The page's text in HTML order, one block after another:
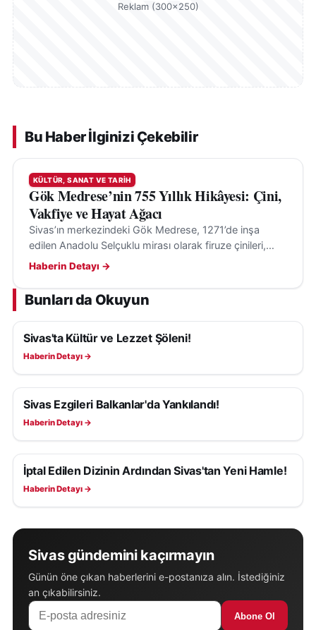
Reklam (300×250)
Bu Haber İlginizi Çekebilir
KÜLTÜR, SANAT VE TARIH
Gök Medrese’nin 755 Yıllık Hikâyesi: Çini,
Vakfiye ve Hayat Ağacı
Sivas’ın merkezindeki Gök Medrese, 1271’de inşa
edilen Anadolu Selçuklu mirası olarak firuze çinileri,
anıtsal taçkapısı ve hayat ağacı motifiyle geçmişten
Haberin Detayı →
Bunları da Okuyun
KÜLTÜR, SANAT VE TARIH
Sivas'ta Kültür ve Lezzet Şöleni!
Haberin Detayı →
KÜLTÜR, SANAT VE TARIH
Sivas Ezgileri Balkanlar'da Yankılandı!
Haberin Detayı →
KÜLTÜR, SANAT VE TARIH
İptal Edilen Dizinin Ardından Sivas'tan Yeni Hamle!
Haberin Detayı →
Sivas gündemini kaçırmayın
Günün öne çıkan haberlerini e-postanıza alın. İstediğiniz
an çıkabilirsiniz.
Abone Ol